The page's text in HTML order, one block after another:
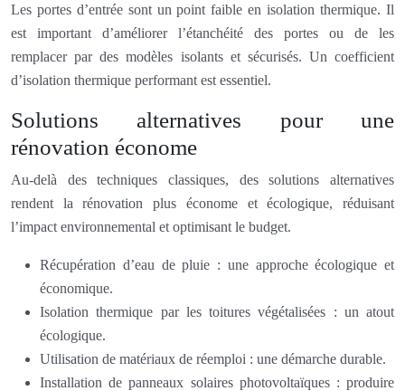
Les portes d’entrée sont un point faible en isolation thermique. Il
est important d’améliorer l’étanchéité des portes ou de les
remplacer par des modèles isolants et sécurisés. Un coefficient
d’isolation thermique performant est essentiel.
Solutions alternatives pour une
rénovation économe
Au-delà des techniques classiques, des solutions alternatives
rendent la rénovation plus économe et écologique, réduisant
l’impact environnemental et optimisant le budget.
Récupération d’eau de pluie : une approche écologique et
économique.
Isolation thermique par les toitures végétalisées : un atout
écologique.
Utilisation de matériaux de réemploi : une démarche durable.
Installation de panneaux solaires photovoltaïques : produire